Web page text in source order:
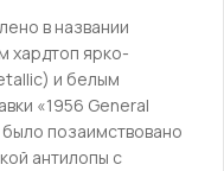
в названии
хардтоп ярко-
и белым
«1956 General
позаимствовано
антилопы с